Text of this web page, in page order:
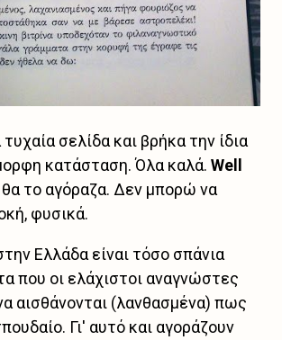
σελίδα και βρήκα την ίδια
κατάσταση. Όλα καλά. Well
θα το αγόραζα. Δεν μπορώ να
φυσικά.
Ελλάδα είναι τόσο σπάνια
που οι ελάχιστοι αναγνώστες
αισθάνονται (λανθασμένα) πως
Γι' αυτό και αγοράζουν